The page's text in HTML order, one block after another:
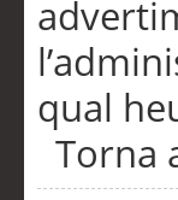
qual
Torna